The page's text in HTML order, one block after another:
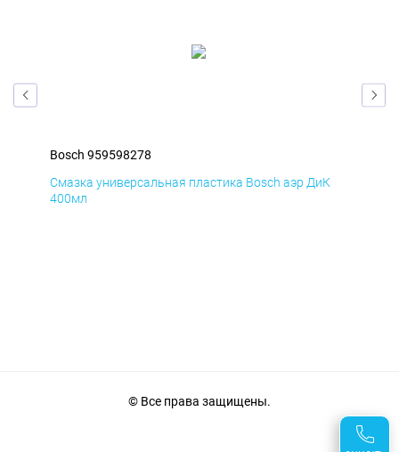
Bosch 959598278
Смазка универсальная пластика Bosch аэр ДиК
400мл
© Все права защищены.